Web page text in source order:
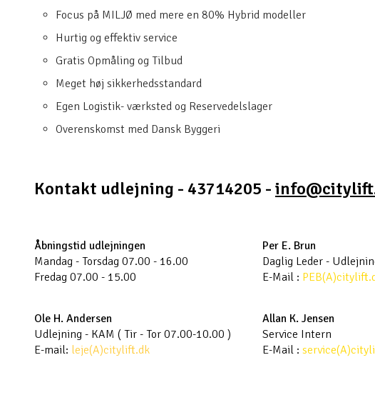
Focus på MILJØ med mere en 80% Hybrid modeller
Hurtig og effektiv service
Gratis Opmåling og Tilbud
Meget høj sikkerhedsstandard
Egen Logistik- værksted og Reservedelslager
Overenskomst med Dansk Byggeri
Kontakt udlejning - 43714205 -
Åbningstid udlejningen
Mandag - Torsdag 07.00 - 16.00
Fredag 07.00 - 15.00
Per E. Brun
Daglig Leder -
E-Mail : PEB(A)
Ole H. Andersen
Udlejning - KAM ( Tir - Tor 07.00-10.00 )
E-mail: leje(A)citylift.dk
Allan K. Jensen
Service Intern
E-Mail : service(A)